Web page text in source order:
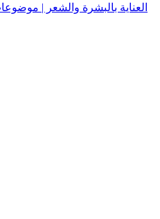
العناية بالبشرة والشعر |